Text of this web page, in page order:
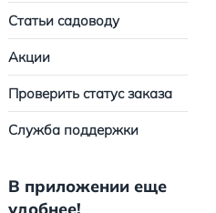
Статьи садоводу
Акции
Проверить статус заказа
Служба поддержки
В приложении еще